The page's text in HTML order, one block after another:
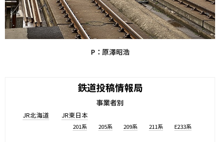
P：原澤昭浩
鉄道投稿情報局
事業者別
JR北海道 JR東日本
201系 205系 209系 211系 E233系